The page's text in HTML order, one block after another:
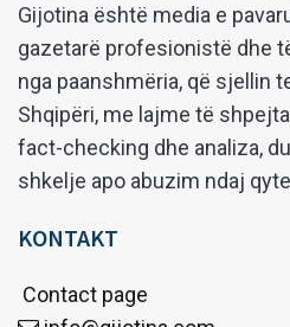
Gijotina është media e
gazetarë profesionistë dhe
nga paanshmëria, që sjellin
Shqipëri, me lajme të
fact-checking dhe analiza,
shkelje apo abuzim ndaj
KONTAKT
Contact page